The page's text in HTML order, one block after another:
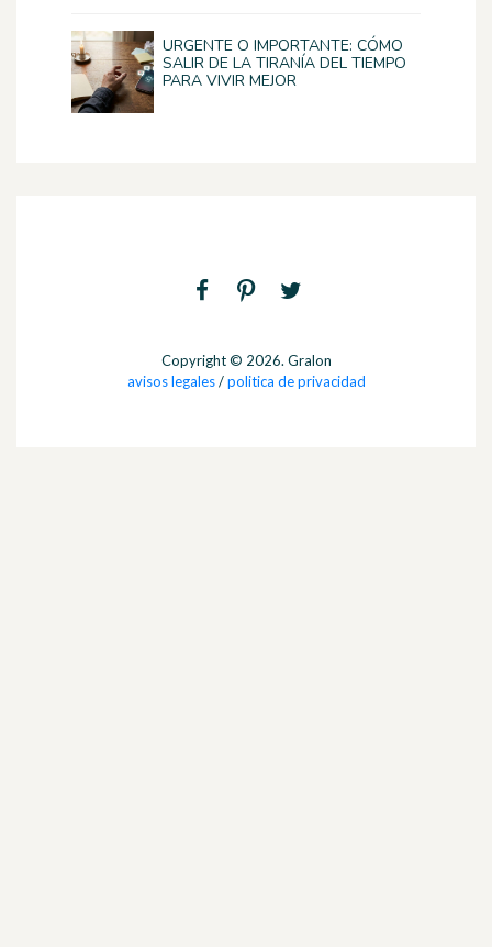
URGENTE O IMPORTANTE: CÓMO
SALIR DE LA TIRANÍA DEL TIEMPO
PARA VIVIR MEJOR
Copyright © 2026. Gralon
avisos legales/politica de privacidad